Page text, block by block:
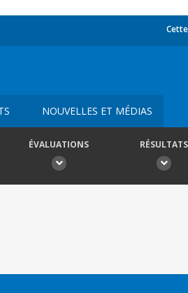
NOUVELLES ET MÉDIAS
ÉVALUATIONS RÉSULTATS